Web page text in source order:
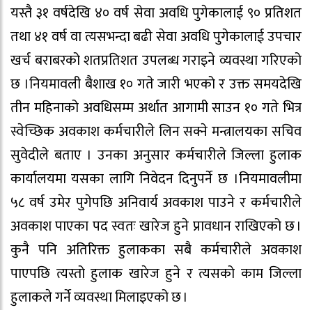
यस्तै ३१ वर्षदेखि ४० वर्ष सेवा अवधि पुगेकालाई ९० प्रतिशत
तथा ४१ वर्ष वा त्यसभन्दा बढी सेवा अवधि पुगेकालाई उपचार
खर्च बराबरको शतप्रतिशत उपलब्ध गराइने व्यवस्था गरिएको
छ ।नियमावली बैशाख १० गते जारी भएको र उक्त समयदेखि
तीन महिनाको अवधिसम्म अर्थात आगामी साउन १० गते भित्र
स्वेच्छिक अवकाश कर्मचारीले लिन सक्ने मन्त्रालयका सचिव
सुवेदीले बताए । उनका अनुसार कर्मचारीले जिल्ला हुलाक
कार्यालयमा यसका लागि निवेदन दिनुपर्ने छ ।नियमावलीमा
५८ वर्ष उमेर पुगेपछि अनिवार्य अवकाश पाउने र कर्मचारीले
अवकाश पाएका पद स्वतः खारेज हुने प्रावधान राखिएको छ ।
कुनै पनि अतिरिक्त हुलाकका सबै कर्मचारीले अवकाश
पाएपछि त्यस्तो हुलाक खारेज हुने र त्यसको काम जिल्ला
हुलाकले गर्ने व्यवस्था मिलाइएको छ ।